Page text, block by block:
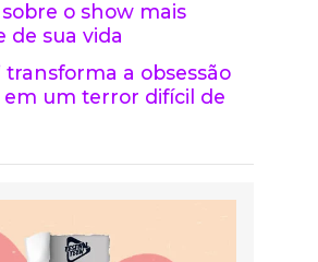
o show mais
de sua vida
transforma a obsessão
em um terror difícil de